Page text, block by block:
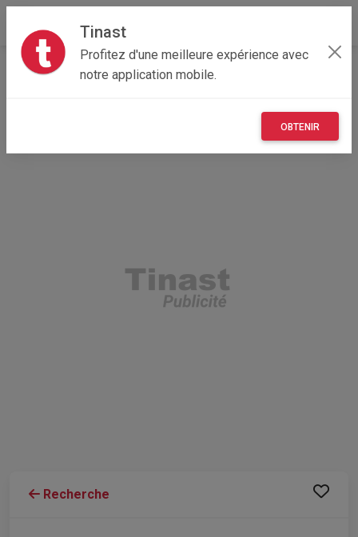
Tinast
Profitez d'une meilleure expérience avec
notre application mobile.
OBTENIR
Accueil Immobilier Grand Est
Recherche